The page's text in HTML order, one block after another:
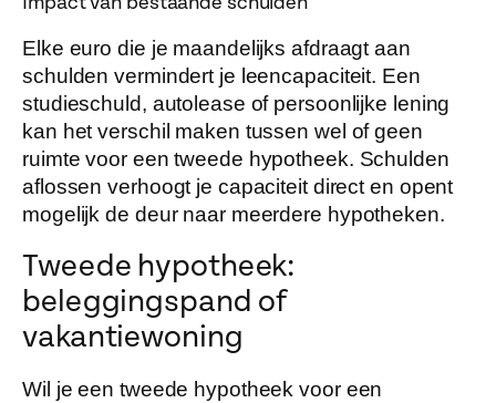
Elke euro die je maandelijks afdraagt aan
schulden vermindert je leencapaciteit. Een
studieschuld, autolease of persoonlijke lening
kan het verschil maken tussen wel of geen
ruimte voor een tweede hypotheek. Schulden
aflossen verhoogt je capaciteit direct en opent
mogelijk de deur naar meerdere hypotheken.
Tweede hypotheek:
beleggingspand of
vakantiewoning
Wil je een tweede hypotheek voor een